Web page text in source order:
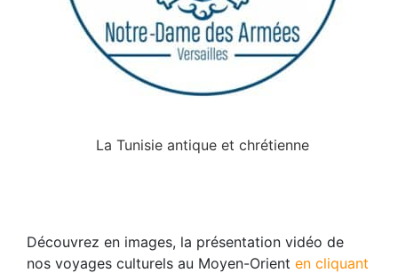
La Tunisie antique et chrétienne
Découvrez en images, la présentation vidéo de
nos voyages culturels au Moyen-Orient en cliquant